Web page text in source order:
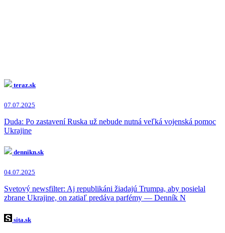
teraz.sk
07.07.2025
Duda: Po zastavení Ruska už nebude nutná veľká vojenská pomoc
Ukrajine
dennikn.sk
04.07.2025
Svetový newsfilter: Aj republikáni žiadajú Trumpa, aby posielal
zbrane Ukrajine, on zatiaľ predáva parfémy — Denník N
sita.sk